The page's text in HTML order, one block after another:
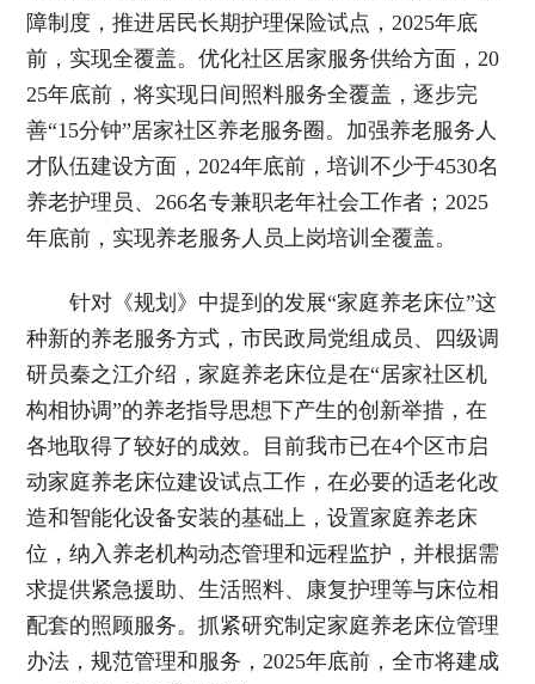
障制度，推进居民长期护理保险试点，2025年底
前，实现全覆盖。优化社区居家服务供给方面，20
25年底前，将实现日间照料服务全覆盖，逐步完
善“15分钟”居家社区养老服务圈。加强养老服务人
才队伍建设方面，2024年底前，培训不少于4530名
养老护理员、266名专兼职老年社会工作者；2025
年底前，实现养老服务人员上岗培训全覆盖。
针对《规划》中提到的发展“家庭养老床位”这
种新的养老服务方式，市民政局党组成员、四级调
研员秦之江介绍，家庭养老床位是在“居家社区机
构相协调”的养老指导思想下产生的创新举措，在
各地取得了较好的成效。目前我市已在4个区市启
动家庭养老床位建设试点工作，在必要的适老化改
造和智能化设备安装的基础上，设置家庭养老床
位，纳入养老机构动态管理和远程监护，并根据需
求提供紧急援助、生活照料、康复护理等与床位相
配套的照顾服务。抓紧研究制定家庭养老床位管理
办法，规范管理和服务，2025年底前，全市将建成